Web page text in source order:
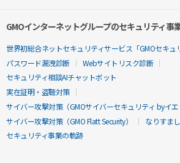
GMOインターネットグループのセキュリティ事
世界初総合ネットセキュリティサービス「GMOセキュ
パスワード漏洩診断
Webサイトリスク診断
セキュリティ相談AIチャットボット
実在証明・盗聴対策
サイバー攻撃対策（GMOサイバーセキュリティ byイエ
サイバー攻撃対策（GMO Flatt Security）
なりすま
セキュリティ事業の軌跡